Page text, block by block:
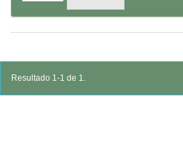
Resultado 1-1 de 1.